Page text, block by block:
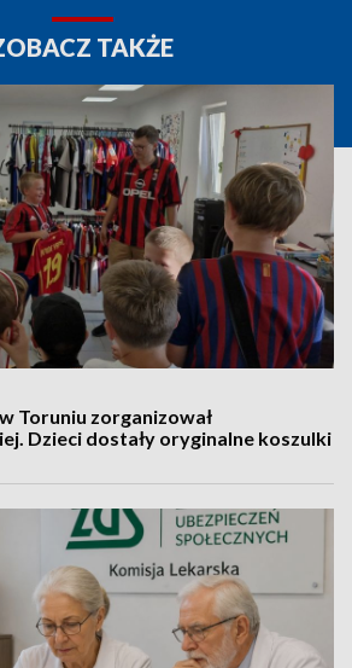
TAKŻE
Toruniu zorganizował
Dzieci dostały oryginalne koszulki